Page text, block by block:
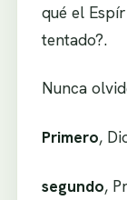
qué el
tentado?.
Nunca
Primero,
segundo,